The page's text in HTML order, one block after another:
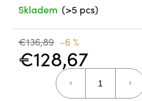
Skladem (>5 pcs)
€136,89 –6 %
€128,67
Measure